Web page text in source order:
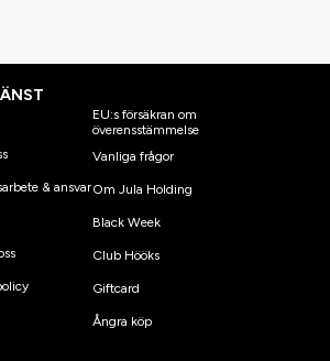
& ansvar
EU:s försäkran om
överensstämmelse
Vanliga frågor
Om Jula Holding
Black Week
Club Hööks
Giftcard
Ångra köp